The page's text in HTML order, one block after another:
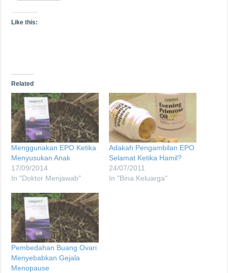
Like this:
Related
Menggunakan EPO Ketika
Menyusukan Anak
17/09/2014
In "Doktor Menjawab"
Adakah Pengambilan EPO
Selamat Ketika Hamil?
24/07/2011
In "Bina Keluarga"
Pembedahan Buang Ovari
Menyebabkan Gejala
Menopause